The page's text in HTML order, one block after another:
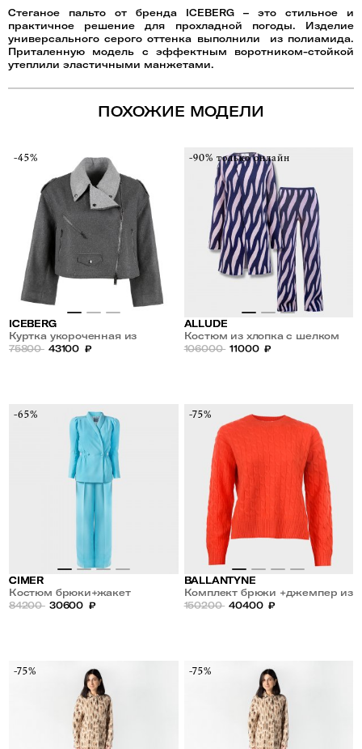
Стеганое пальто от бренда ICEBERG – это стильное и
практичное решение для прохладной погоды. Изделие
универсального серого оттенка выполнили из полиамида.
Приталенную модель с эффектным воротником-стойкой
утеплили эластичными манжетами.
ПОХОЖИЕ МОДЕЛИ
-45%
ICEBERG
Куртка укороченная из
шерсти
75800 43100 ₽
-90% только онлайн
ALLUDE
Костюм из хлопка с шелком
106000 11000 ₽
-65%
CIMER
Костюм брюки+жакет
84200 30600 ₽
-75%
BALLANTYNE
Комплект брюки +джемпер из
шерсти
150200 40400 ₽
-75% -75%